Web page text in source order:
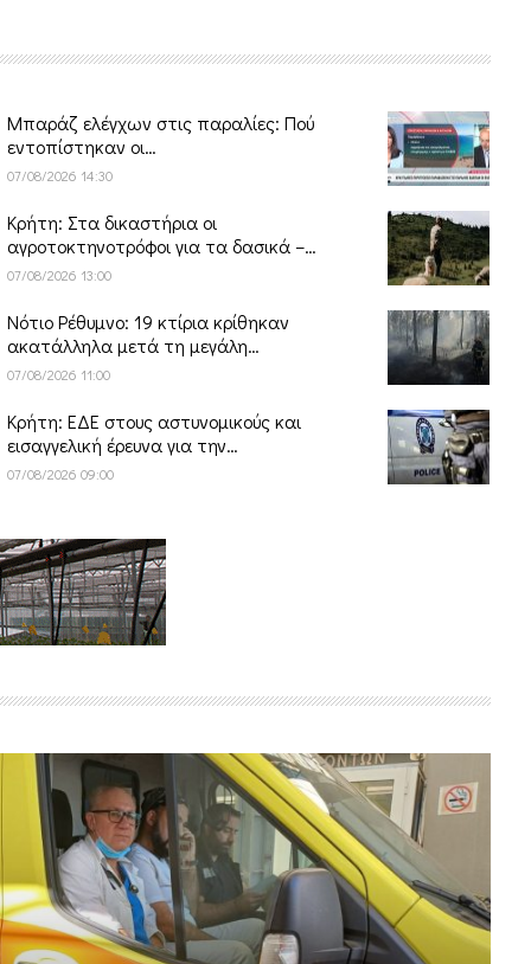
Μπαράζ ελέγχων στις παραλίες: Πού
εντοπίστηκαν οι…
07/08/2026 14:30
Κρήτη: Στα δικαστήρια οι
αγροτοκτηνοτρόφοι για τα δασικά –…
07/08/2026 13:00
Νότιο Ρέθυμνο: 19 κτίρια κρίθηκαν
ακατάλληλα μετά τη μεγάλη…
07/08/2026 11:00
Κρήτη: ΕΔΕ στους αστυνομικούς και
εισαγγελική έρευνα για την…
07/08/2026 09:00